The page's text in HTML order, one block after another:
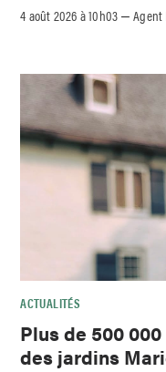
4 août 2026 à 10h03 –Agent
ACTUALITÉS
Plus de 500
des jardins